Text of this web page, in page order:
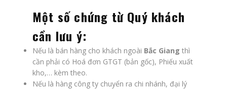
Một số chứng từ Quý khách
cần lưu ý:
Nếu là bán hàng cho khách ngoài Bắc Giang thì
cần phải có Hoá đơn GTGT (bản gốc), Phiếu xuất
kho,… kèm theo.
Nếu là hàng công ty chuyển ra chi nhánh, đại lý